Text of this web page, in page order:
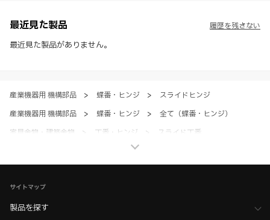
社製品の使用ご検討、又は販売促進目的の利用に限ります。
※ 本WEBサイト製品情報のご利用にあたっては、WEBサイト利用規
約、プライバシーポリシー、製品情報ガイドをご確認いただき、内容の
最近見た製品
最近見た製品がありません。
履歴を残さない
産業機器用 機構部品 > 蝶番・ヒンジ >
スライドヒンジ
産業機器用 機構部品
> 蝶番・ヒンジ >
全て（蝶番・ヒンジ）
家具金物・建築金物
> 丁番・ヒンジ >
スライド丁番
丁番・ヒンジ
>
その他（格納ベッド・装飾パネル・ベアリングなど）
家具金物・建築金物
サイトマップ
製品を探す